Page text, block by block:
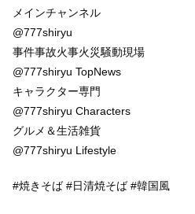
メインチャンネル
@777shiryu
事件事故火事火災騒動現場
@777shiryu TopNews
キャラクター専門
@777shiryu Characters
グルメ＆生活雑貨
@777shiryu Lifestyle
#焼きそば #日清焼そば #韓国風